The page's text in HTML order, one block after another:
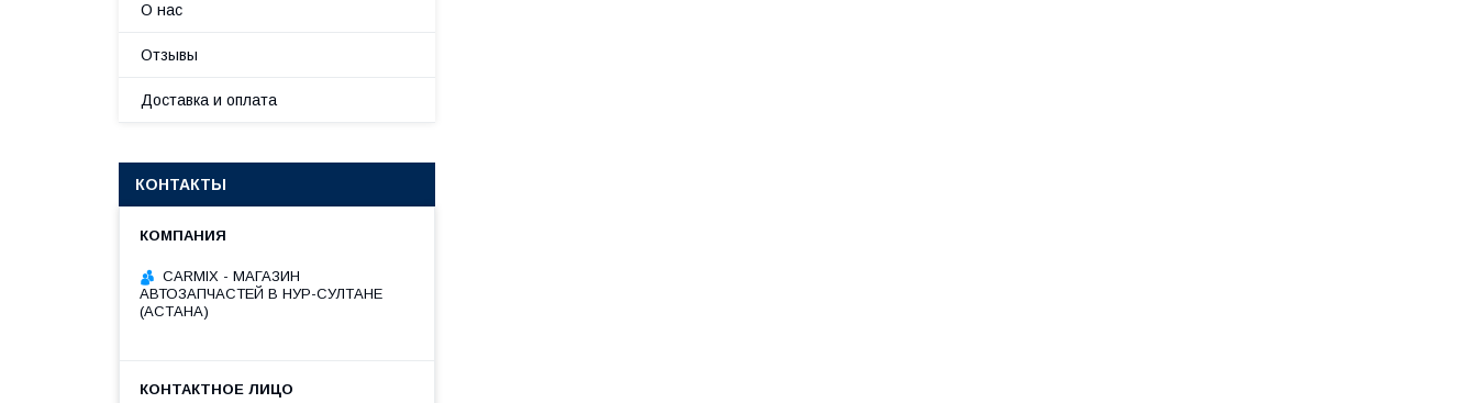
О нас
Отзывы
Доставка и оплата
КОНТАКТЫ
СARMIX - МАГАЗИН
АВТОЗАПЧАСТЕЙ В НУР-СУЛТАНЕ
(АСТАНА)